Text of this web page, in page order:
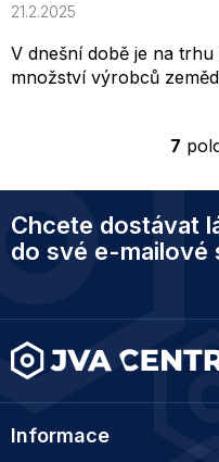
21.2.2025
V dnešní době je na trhu
množství výrobců
7
p
í
Chcete dostávat
do své e-mailové
Informace